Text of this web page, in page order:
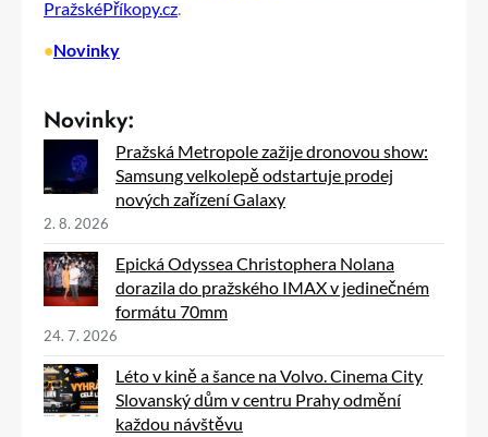
PražskéPříkopy.cz
•Novinky
Novinky:
Pražská Metropole zažije dronovou show:
Samsung velkolepě odstartuje prodej
nových zařízení Galaxy
2. 8. 2026
Epická Odyssea Christophera Nolana
dorazila do pražského IMAX v jedinečném
formátu 70mm
24. 7. 2026
Léto v kině a šance na Volvo. Cinema City
Slovanský dům v centru Prahy odmění
každou návštěvu